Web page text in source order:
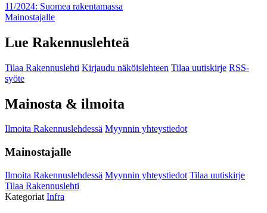
11/2024: Suomea rakentamassa
Mainostajalle
Lue Rakennuslehteä
Tilaa Rakennuslehti Kirjaudu näköislehteen Tilaa uutiskirje RSS-
syöte
Mainosta & ilmoita
Ilmoita Rakennuslehdessä Myynnin yhteystiedot
Mainostajalle
Ilmoita Rakennuslehdessä Myynnin yhteystiedot Tilaa uutiskirje
Tilaa Rakennuslehti
Kategoriat Infra